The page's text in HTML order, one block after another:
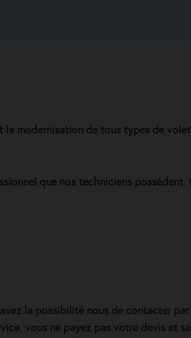
la modernisation de tous types de
que nos techniciens possèdent.
la possibilité nous de contacter
vous ne payez pas votre devis et